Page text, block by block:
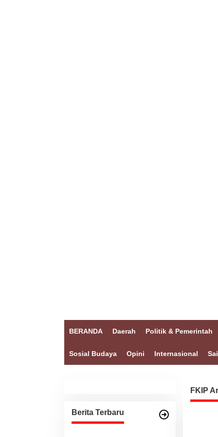
BERANDA Daerah Politik & Pemerintah
Sosial Budaya Opini Internasional
Berita Terbaru
FKIP